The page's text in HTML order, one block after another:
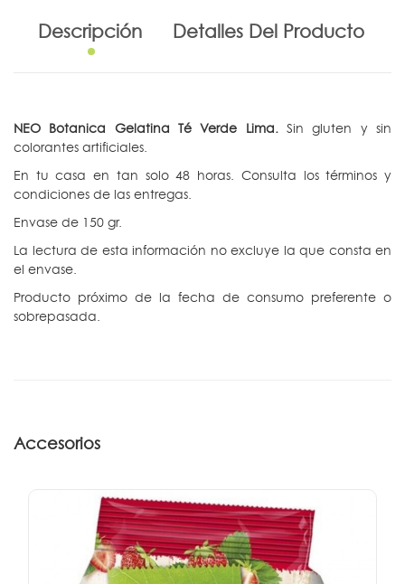
Descripción Detalles Del Producto
NEO Botanica Gelatina Té Verde Lima. Sin gluten y sin
colorantes artificiales.
En tu casa en tan solo 48 horas. Consulta los términos y
condiciones de las entregas.
Envase de 150 gr.
La lectura de esta información no excluye la que consta en
el envase.
Producto próximo de la fecha de consumo preferente o
sobrepasada.
Accesorios